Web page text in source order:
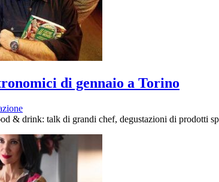
di gennaio a Torino
& drink: talk di grandi chef, degustazioni di prodotti